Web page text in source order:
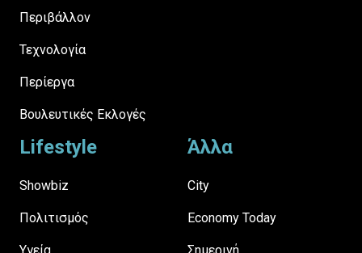
Περιβάλλον
Τεχνολογία
Περίεργα
Βουλευτικές Εκλογές
Lifestyle
Showbiz
Πολιτισμός
Υγεία
Άλλα
City
Economy Today
Σημερινή